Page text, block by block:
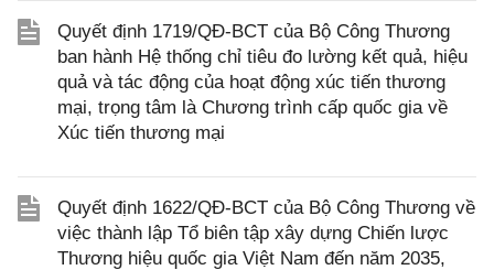
Quyết định 1719/QĐ-BCT của Bộ Công Thương
ban hành Hệ thống chỉ tiêu đo lường kết quả, hiệu
quả và tác động của hoạt động xúc tiến thương
mại, trọng tâm là Chương trình cấp quốc gia về
Xúc tiến thương mại
Quyết định 1622/QĐ-BCT của Bộ Công Thương về
việc thành lập Tổ biên tập xây dựng Chiến lược
Thương hiệu quốc gia Việt Nam đến năm 2035,